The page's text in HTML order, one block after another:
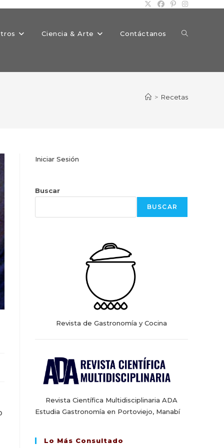
Ciencia & Arte Contáctanos Alternar
> Recetas
Iniciar Sesión
Buscar
BUSCAR
Revista de Gastronomía y Cocina
Revista Científica Multidisciplinaria ADA
Estudia Gastronomía en Portoviejo, Manabí
Lo Más Consultado